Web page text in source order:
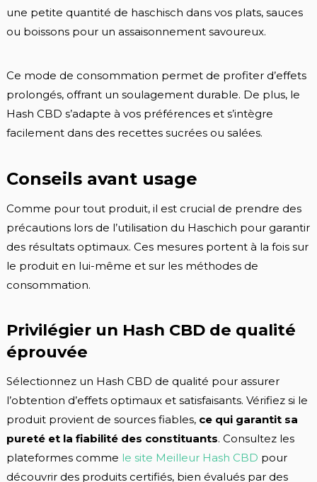
une petite quantité de haschisch dans vos plats, sauces
ou boissons pour un assaisonnement savoureux.
Ce mode de consommation permet de profiter d’effets
prolongés, offrant un soulagement durable. De plus, le
Hash CBD s’adapte à vos préférences et s’intègre
facilement dans des recettes sucrées ou salées.
Conseils avant usage
Comme pour tout produit, il est crucial de prendre des
précautions lors de l’utilisation du Haschich pour garantir
des résultats optimaux. Ces mesures portent à la fois sur
le produit en lui-même et sur les méthodes de
consommation.
Privilégier un Hash CBD de qualité
éprouvée
Sélectionnez un Hash CBD de qualité pour assurer
l’obtention d’effets optimaux et satisfaisants. Vérifiez si le
produit provient de sources fiables, ce qui garantit sa
pureté et la fiabilité des constituants. Consultez les
plateformes comme le site Meilleur Hash CBD pour
découvrir des produits certifiés, bien évalués par des